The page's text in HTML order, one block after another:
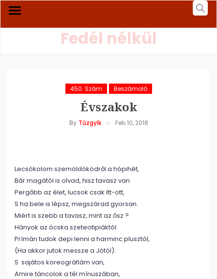
Fedél nélkül
450. Szám Beszámoló
Évszakok
By Tűzgyík Feb 10, 2018
Lecsókolom szemöldöködről a hópihét,
Bár magától is olvad, hisz tavasz van.
Pergőbb az élet, lucsok csak itt-ott,
S ha bele is lépsz, megszárad gyorsan.
Miért is szebb a tavasz, mint az ősz ?
Hányok az ócska szeteotipiáktól:
Prímán tudok depi lenni a harminc plusztól,
(Ha akkor jutok messze a Jótól).
S sajátos koreográfiám van,
Amire táncolok a tél mínuszában,